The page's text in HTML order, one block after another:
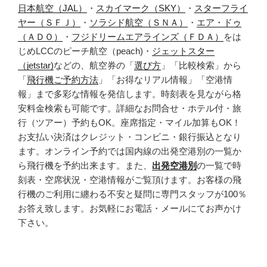
日本航空（JAL）
・ スカイマーク（SKY） ・ スターフライ
ヤー（ＳＦＪ）
・ ソラシド航空（ＳＮＡ） ・ エア・ドゥ
（ＡＤＯ）
・ フジドリームエアラインズ（ＦＤＡ）
をは
じめLCCのピーチ航空（peach)・ ジェットスター
（jetstar)などの、航空券の「選び方 」「比較検索」から
「飛行機ご予約方法 」「お得なリアル情報」「空港情
報」まで多彩な情報を発信します。時刻表を見ながら格
安料金検索も可能です。詳細なお問合せ・ホテル付・旅
行（ツアー）予約もOK。座席指定・マイル加算もOK！
お支払い決済はクレジット・コンビニ・銀行振込となり
ます。オンライン予約では国内線の出発空港別の一覧か
ら飛行機を予約出来ます。また、 出発空港別の一覧で時
刻表・空席状況・空港情報がご覧頂けます。お客様の飛
行機のご利用に纏わる不安と疑問に専門スタッフが100％
お答え致します。お気軽にお電話・メールにてお声かけ
下さい。